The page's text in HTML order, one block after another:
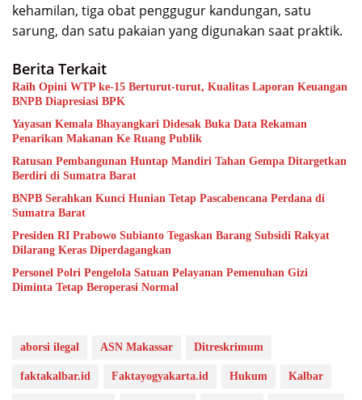
kehamilan, tiga obat penggugur kandungan, satu
sarung, dan satu pakaian yang digunakan saat praktik.
Berita Terkait
Raih Opini WTP ke-15 Berturut-turut, Kualitas Laporan Keuangan
BNPB Diapresiasi BPK
Yayasan Kemala Bhayangkari Didesak Buka Data Rekaman
Penarikan Makanan Ke Ruang Publik
Ratusan Pembangunan Huntap Mandiri Tahan Gempa Ditargetkan
Berdiri di Sumatra Barat
BNPB Serahkan Kunci Hunian Tetap Pascabencana Perdana di
Sumatra Barat
Presiden RI Prabowo Subianto Tegaskan Barang Subsidi Rakyat
Dilarang Keras Diperdagangkan
Personel Polri Pengelola Satuan Pelayanan Pemenuhan Gizi
Diminta Tetap Beroperasi Normal
aborsi ilegal ASN Makassar Ditreskrimum
faktakalbar.id Faktayogyakarta.id Hukum Kalbar